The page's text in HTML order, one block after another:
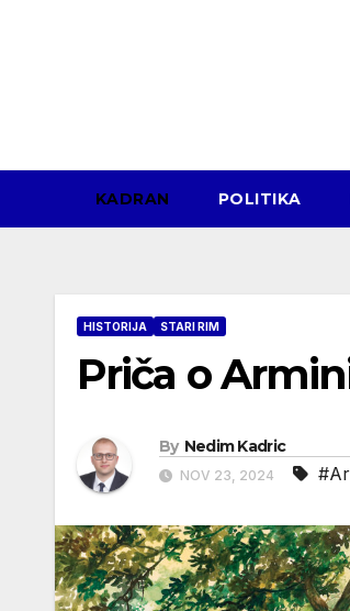
KADRAN POLITIKA
HISTORIJA STARI RIM
Priča o
By Nedim Kadric
NOV 23, 2024